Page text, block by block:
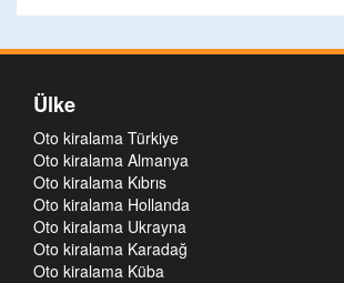
Ülke
Oto kiralama Türkiye
Oto kiralama Almanya
Oto kiralama Kıbrıs
Oto kiralama Hollanda
Oto kiralama Ukrayna
Oto kiralama Karadağ
Oto kiralama Küba